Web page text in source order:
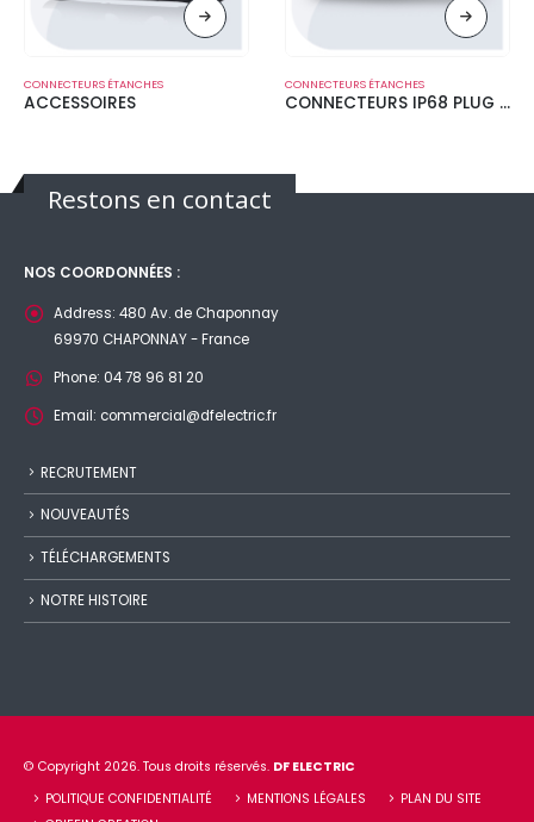
CONNECTEURS ÉTANCHES
ACCESSOIRES
CONNECTEURS ÉTANCHES
CONNECTEURS IP68 PLUG & PLAY
Restons en contact
NOS COORDONNÉES :
Address: 480 Av. de Chaponnay
69970 CHAPONNAY - France
Phone: 04 78 96 81 20
Email: commercial@dfelectric.fr
RECRUTEMENT
NOUVEAUTÉS
TÉLÉCHARGEMENTS
NOTRE HISTOIRE
© Copyright 2026. Tous droits réservés. DF ELECTRIC
POLITIQUE CONFIDENTIALITÉ
MENTIONS LÉGALES
PLAN DU SITE